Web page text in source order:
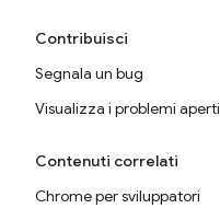
Contribuisci
Segnala un bug
Visualizza i problemi aperti
Contenuti correlati
Chrome per sviluppatori